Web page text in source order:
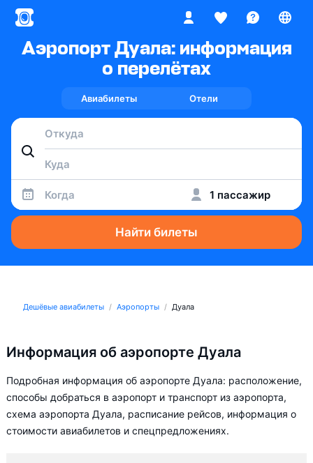
Аэропорт Дуала: информация
о перелётах
Авиабилеты Отели
Когда 1 пассажир
Найти билеты
Дешёвые авиабилеты Аэропорты Дуала
Информация об аэропорте Дуала
Подробная информация об аэропорте Дуала: расположение,
способы добраться в аэропорт и транспорт из аэропорта,
схема аэропорта Дуала, расписание рейсов, информация о
стоимости авиабилетов и спецпредложениях.